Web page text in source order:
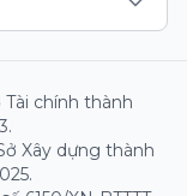
Tài chính thành
Xây dựng thành